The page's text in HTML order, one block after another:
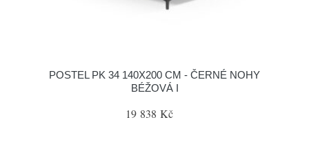
POSTEL PK 34 140X200 CM - ČERNÉ NOHY
BÉŽOVÁ I
19 838 Kč